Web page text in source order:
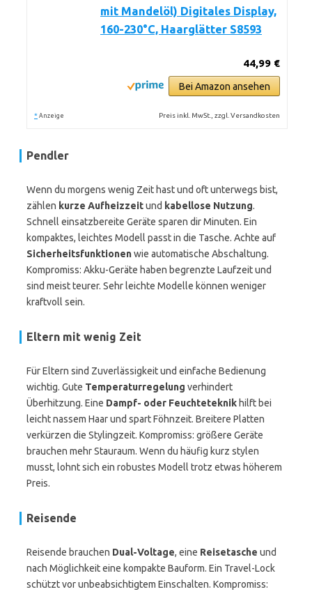
mit Mandelöl) Digitales Display,
160-230°C, Haarglätter S8593
44,99 €
Bei Amazon ansehen
* Anzeige Preis inkl. MwSt., zzgl. Versandkosten
Pendler
Wenn du morgens wenig Zeit hast und oft unterwegs bist,
zählen kurze Aufheizzeitund kabellose Nutzung.
Schnell einsatzbereite Geräte sparen dir Minuten. Ein
kompaktes, leichtes Modell passt in die Tasche. Achte auf
Sicherheitsfunktionenwie automatische Abschaltung.
Kompromiss: Akku-Geräte haben begrenzte Laufzeit und
sind meist teurer. Sehr leichte Modelle können weniger
kraftvoll sein.
Eltern mit wenig Zeit
Für Eltern sind Zuverlässigkeit und einfache Bedienung
wichtig. Gute Temperaturregelung verhindert
Überhitzung. Eine Dampf- oder Feuchteteknik hilft bei
leicht nassem Haar und spart Föhnzeit. Breitere Platten
verkürzen die Stylingzeit. Kompromiss: größere Geräte
brauchen mehr Stauraum. Wenn du häufig kurz stylen
musst, lohnt sich ein robustes Modell trotz etwas höherem
Preis.
Reisende
Reisende brauchen Dual-Voltage, eine Reisetasche und
nach Möglichkeit eine kompakte Bauform. Ein Travel-Lock
schützt vor unbeabsichtigtem Einschalten. Kompromiss: